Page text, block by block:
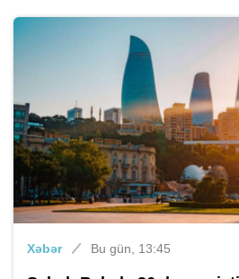
Xəbər Bu gün, 13:45